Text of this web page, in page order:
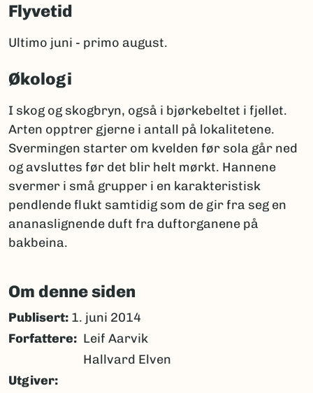
Flyvetid
Ultimo juni - primo august.
Økologi
I skog og skogbryn, også i bjørkebeltet i fjellet.
Arten opptrer gjerne i antall på lokalitetene.
Svermingen starter om kvelden før sola går ned
og avsluttes før det blir helt mørkt. Hannene
svermer i små grupper i en karakteristisk
pendlende flukt samtidig som de gir fra seg en
ananaslignende duft fra duftorganene på
bakbeina.
Om denne siden
Publisert: 1. juni 2014
Forfattere
Leif Aarvik
Hallvard Elven
Utgiver